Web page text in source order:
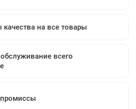
на все товары
всего